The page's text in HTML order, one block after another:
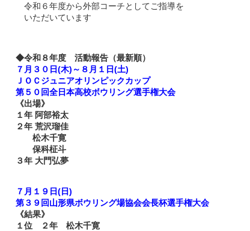
令和６年度から外部コーチとしてご指導を
いただいています
◆令和８年度 活動報告（最新順）
７月３０日(木)～８月１日(土)
ＪＯＣジュニアオリンピックカップ
第５０回全日本高校ボウリング選手権大会
《出場》
１年 阿部裕太
２年 荒沢瑠佳
松木千寛
保科柾斗
３年 大門弘夢
７月１９日(日)
第３９回山形県ボウリング場協会会長杯選手権大会
《結果》
１位 ２年 松木千寛